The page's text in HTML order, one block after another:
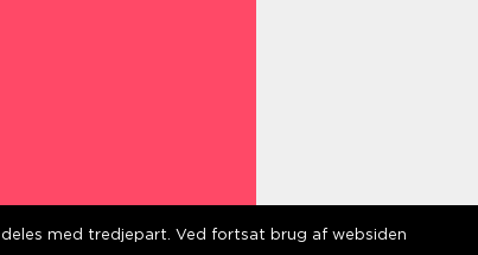
med tredjepart. Ved fortsat brug af websiden